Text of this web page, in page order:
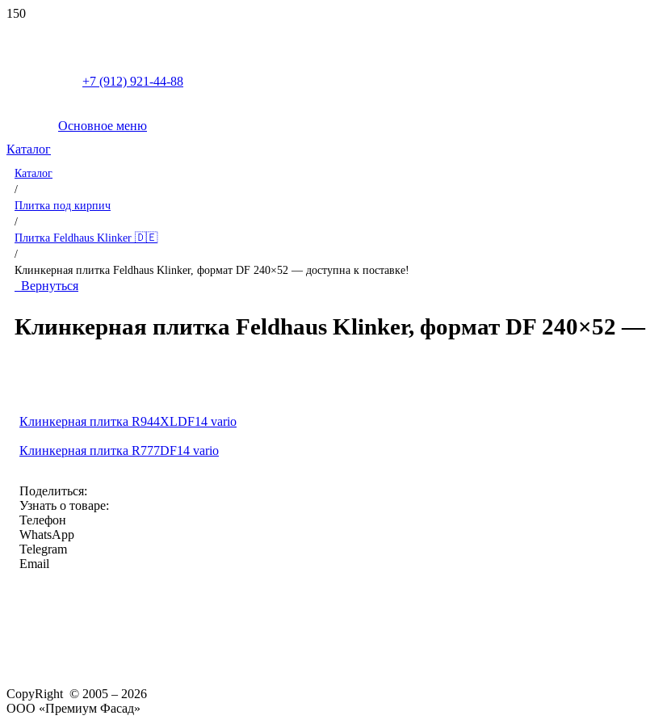
+7 (912) 921-44-88
Основное меню
Каталог
Каталог
/
Плитка под кирпич
/
Плитка Feldhaus Klinker 🇩🇪
/
Клинкерная плитка Feldhaus Klinker, формат DF 240×52 — доступна к поставке!
Вернуться
Клинкерная плитка Feldhaus Klinker, формат DF 240×52 —
Клинкерная плитка R944XLDF14 vario
Клинкерная плитка R777DF14 vario
Поделиться:
Узнать о товаре:
Телефон
WhatsApp
Telegram
Email
CopyRight © 2005 – 2026
ООО «Премиум Фасад»